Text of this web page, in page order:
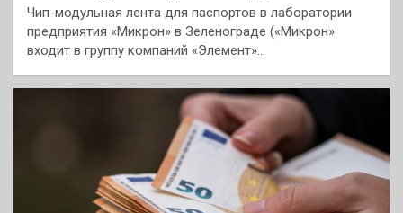
Чип-модульная лента для паспортов в лаборатории
предприятия «Микрон» в Зеленограде («Микрон»
входит в группу компаний «Элемент»…